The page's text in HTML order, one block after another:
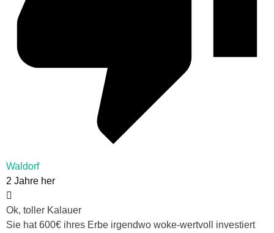
Waldorf
2 Jahre her
Ok, toller Kalauer
Sie hat 600€ ihres Erbe irgendwo woke-wertvoll investiert